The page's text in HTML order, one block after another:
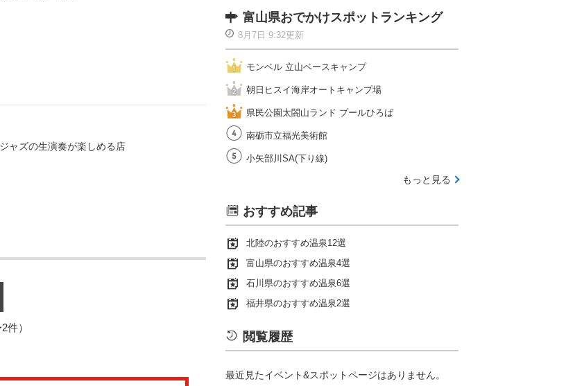
ャズの生演奏が楽しめる店
件）
富山県おでかけスポットランキング
8月7日 9:32更新
モンベル 立山ベースキャンプ
朝日ヒスイ海岸オートキャンプ場
県民公園太閤山ランド プールひろば
南砺市立福光美術館
小矢部川SA(下り線)
もっと見る
おすすめ記事
北陸のおすすめ温泉12選
富山県のおすすめ温泉4選
石川県のおすすめ温泉6選
福井県のおすすめ温泉2選
閲覧履歴
最近見たイベント&スポットページはありません。